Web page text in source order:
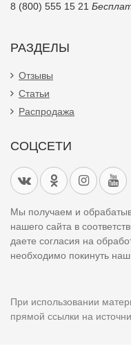
8 (800) 555 15 21
РАЗДЕЛЫ
Отзывы
Статьи
Распродажа
СОЦСЕТИ
Мы получаем и
нашего сайта в
даете согласия на
необходимо покинуть наш
При использовании
прямой ссылки на